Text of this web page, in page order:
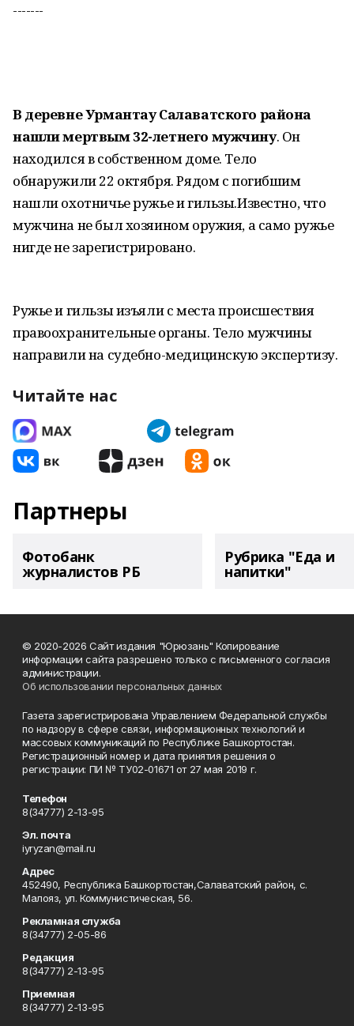
-------
В деревне Урмантау Салаватского района
нашли мертвым 32-летнего мужчину. Он
находился в собственном доме. Тело
обнаружили 22 октября. Рядом с погибшим
нашли охотничье ружье и гильзы.Известно, что
мужчина не был хозяином оружия, а само ружье
нигде не зарегистрировано.
Ружье и гильзы изъяли с места происшествия
правоохранительные органы. Тело мужчины
направили на судебно-медицинскую экспертизу.
Читайте нас
Партнеры
Фотобанк
журналистов РБ
Рубрика "Еда и
напитки"
© 2020-2026 Сайт издания "Юрюзань" Копирование
информации сайта разрешено только с письменного согласия
администрации.
Об использовании персональных данных
Газета зарегистрирована Управлением Федеральной службы
по надзору в сфере связи, информационных технологий и
массовых коммуникаций по Республике Башкортостан.
Регистрационный номер и дата принятия решения о
регистрации: ПИ № ТУ02-01671 от 27 мая 2019 г.
Телефон
8(34777) 2-13-95
Эл. почта
iyryzan@mail.ru
Адрес
452490, Республика Башкортостан,Салаватский район, с.
Малояз, ул. Коммунистическая, 56.
Рекламная служба
8(34777) 2-05-86
Редакция
8(34777) 2-13-95
Приемная
8(34777) 2-13-95